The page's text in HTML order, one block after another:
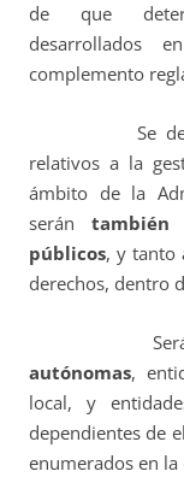
de que
desarrollados
complemento
Se
relativos a la
ámbito de la
serán también
públicos, y tanto
derechos, dentro
Serán de
autónomas,
local, y
dependientes de
enumerados en